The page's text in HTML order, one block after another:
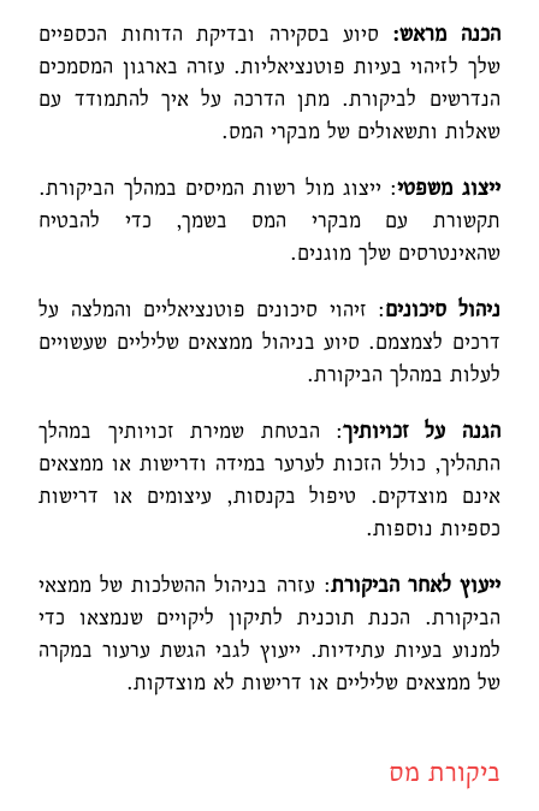
הכנה מראש: סיוע בסקירה ובדיקת הדוחות הכספיים
שלך לזיהוי בעיות פוטנציאליות. עזרה בארגון המסמכים
הנדרשים לביקורת. מתן הדרכה על איך להתמודד עם
שאלות ותשאולים של מבקרי המס.
ייצוג משפטי: ייצוג מול רשות המיסים במהלך הביקורת.
תקשורת עם מבקרי המס בשמך, כדי להבטיח
שהאינטרסים שלך מוגנים.
ניהול סיכונים: זיהוי סיכונים פוטנציאליים והמלצה על
דרכים לצמצמם. סיוע בניהול ממצאים שליליים שעשויים
לעלות במהלך הביקורת.
הגנה על זכויותיך: הבטחת שמירת זכויותיך במהלך
התהליך, כולל הזכות לערער במידה ודרישות או ממצאים
אינם מוצדקים. טיפול בקנסות, עיצומים או דרישות
כספיות נוספות.
ייעוץ לאחר הביקורת: עזרה בניהול ההשלכות של ממצאי
הביקורת. הכנת תוכנית לתיקון ליקויים שנמצאו כדי
למנוע בעיות עתידיות. ייעוץ לגבי הגשת ערעור במקרה
של ממצאים שליליים או דרישות לא מוצדקות.
ביקורת מס